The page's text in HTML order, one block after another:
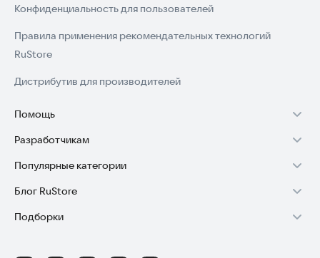
Конфиденциальность для пользователей
Правила применения рекомендательных технологий
RuStore
Дистрибутив для производителей
Помощь
Установка RuStore на TV
Установка RuStore на телефон
Установка RuStore в машину
Помощь пользователям RuStore
Разработчикам
Зарабатывать с RuStore
Стать разработчиком
Доступ к RuStore Консоль
Популярные категории
Игры для Android
Приложения банков
Блог RuStore
Обзоры игр для Android 2025
Подборки